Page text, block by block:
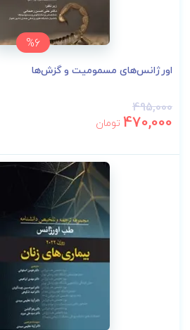
%6
اورژانس‌های مسمومیت و گزش‌ها
495,000
470,000 تومان